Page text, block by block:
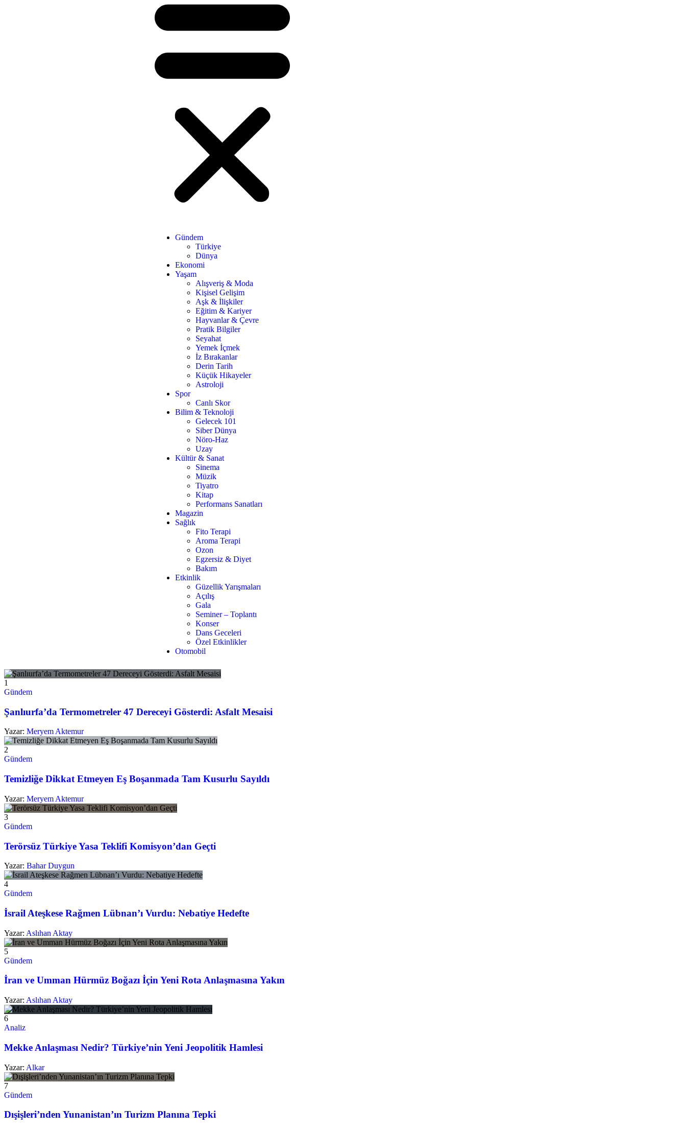
Gündem
Türkiye
Dünya
Ekonomi
Yaşam
Alışveriş & Moda
Kişisel Gelişim
Aşk & İlişkiler
Eğitim & Kariyer
Hayvanlar & Çevre
Pratik Bilgiler
Seyahat
Yemek İçmek
İz Bırakanlar
Derin Tarih
Küçük Hikayeler
Astroloji
Spor
Canlı Skor
Bilim & Teknoloji
Gelecek 101
Siber Dünya
Nöro-Haz
Uzay
Kültür & Sanat
Sinema
Müzik
Tiyatro
Kitap
Performans Sanatları
Magazin
Sağlık
Fito Terapi
Aroma Terapi
Ozon
Egzersiz & Diyet
Bakım
Etkinlik
Güzellik Yarışmaları
Açılış
Gala
Seminer – Toplantı
Konser
Dans Geceleri
Özel Etkinlikler
Otomobil
1
Gündem
Şanlıurfa’da Termometreler 47 Dereceyi Gösterdi: Asfalt Mesaisi
Yazar: Meryem Aktemur
2
Gündem
Temizliğe Dikkat Etmeyen Eş Boşanmada Tam Kusurlu Sayıldı
Yazar: Meryem Aktemur
3
Gündem
Terörsüz Türkiye Yasa Teklifi Komisyon’dan Geçti
Yazar: Bahar Duygun
4
Gündem
İsrail Ateşkese Rağmen Lübnan’ı Vurdu: Nebatiye Hedefte
Yazar: Aslıhan Aktay
5
Gündem
İran ve Umman Hürmüz Boğazı İçin Yeni Rota Anlaşmasına Yakın
Yazar: Aslıhan Aktay
6
Analiz
Mekke Anlaşması Nedir? Türkiye’nin Yeni Jeopolitik Hamlesi
Yazar: Alkar
7
Gündem
Dışişleri’nden Yunanistan’ın Turizm Planına Tepki